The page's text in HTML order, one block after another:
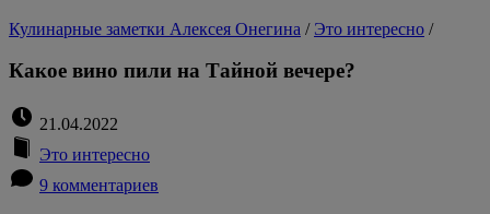
Кулинарные заметки Алексея Онегина / Это интересно /
Какое вино пили на Тайной вечере?
21.04.2022
Это интересно
9 комментариев